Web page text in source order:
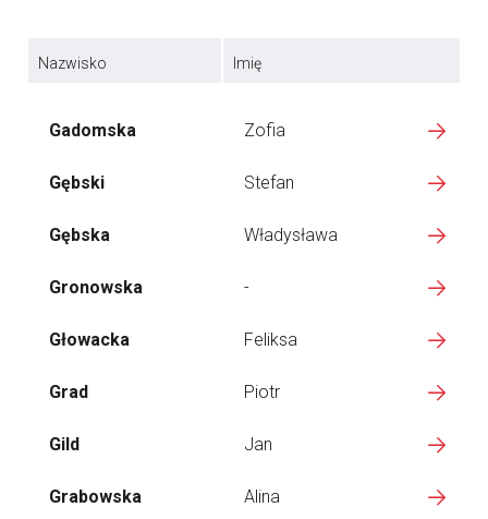
Nazwisko Imię
Gadomska Zofia
Gębski Stefan
Gębska Władysława
Gronowska -
Głowacka Feliksa
Grad Piotr
Gild Jan
Grabowska Alina